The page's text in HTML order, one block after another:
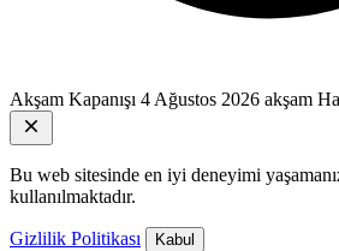
Akşam Kapanışı 4 Ağustos 2026 akşam
Bu web sitesinde en iyi deneyimi
kullanılmaktadır.
Gizlilik Politikası Kabul